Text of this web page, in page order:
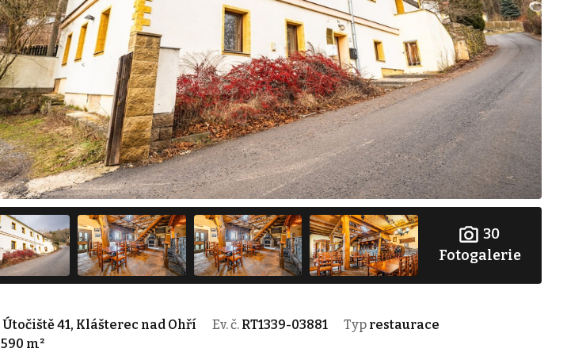
30
Fotogalerie
Útočiště 41, Klášterec nad Ohří Ev. č. RT1339-03881 Typ restaurace
590 m²